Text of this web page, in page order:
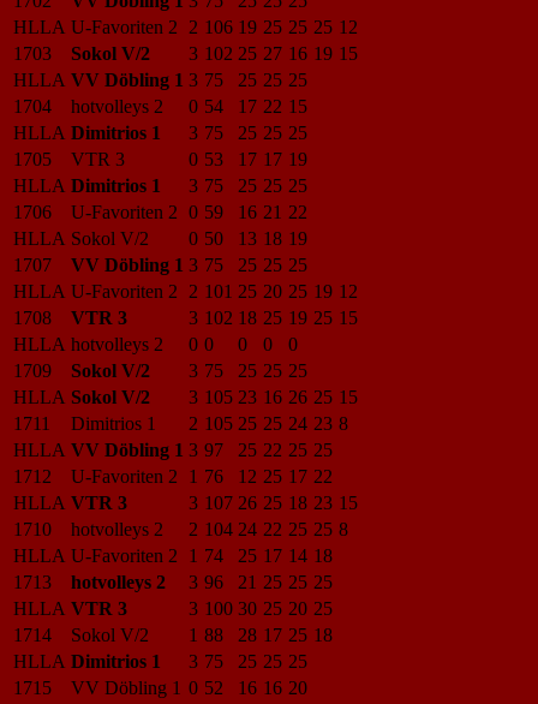
HLLA U-Favoriten 2 2 106 19 25 25 25 12
1703
Sokol V/2 3 102 25 27 16 19 15
HLLA VV Döbling 1 3 75 25 25 25
1704
hotvolleys 2 0 54 17 22 15
HLLA Dimitrios 1 3 75 25 25 25
1705
VTR 3 0 53 17 17 19
HLLA Dimitrios 1 3 75 25 25 25
1706
U-Favoriten 2 0 59 16 21 22
HLLA Sokol V/2 0 50 13 18 19
1707
VV Döbling 1 3 75 25 25 25
HLLA U-Favoriten 2 2 101 25 20 25 19 12
1708
VTR 3 3 102 18 25 19 25 15
HLLA hotvolleys 2 0 0 0 0
0
1709
Sokol V/2 3 75 25 25 25
HLLA Sokol V/2 3 105 23 16 26 25 15
1711
Dimitrios 1 2 105 25 25 24 23 8
HLLA VV Döbling 1 3 97 25 22 25 25
1712
U-Favoriten 2 1 76 12 25 17 22
HLLA VTR 3 3 107 26 25 18 23 15
1710
hotvolleys 2 2 104 24 22 25 25 8
HLLA U-Favoriten 2 1 74 25 17 14 18
1713
hotvolleys 2 3 96 21 25 25 25
HLLA VTR 3 3 100 30 25 20 25
1714
Sokol V/2 1 88 28 17 25 18
HLLA Dimitrios 1 3 75 25 25 25
1715
VV Döbling 1 0 52 16 16 20